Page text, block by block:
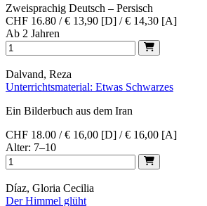
Zweisprachig Deutsch – Persisch
CHF 16.80 / € 13,90 [D] / € 14,30 [A]
Ab 2 Jahren
Dalvand, Reza
Unterrichtsmaterial: Etwas Schwarzes
Ein Bilderbuch aus dem Iran
CHF 18.00 / € 16,00 [D] / € 16,00 [A]
Alter: 7–10
Díaz, Gloria Cecilia
Der Himmel glüht